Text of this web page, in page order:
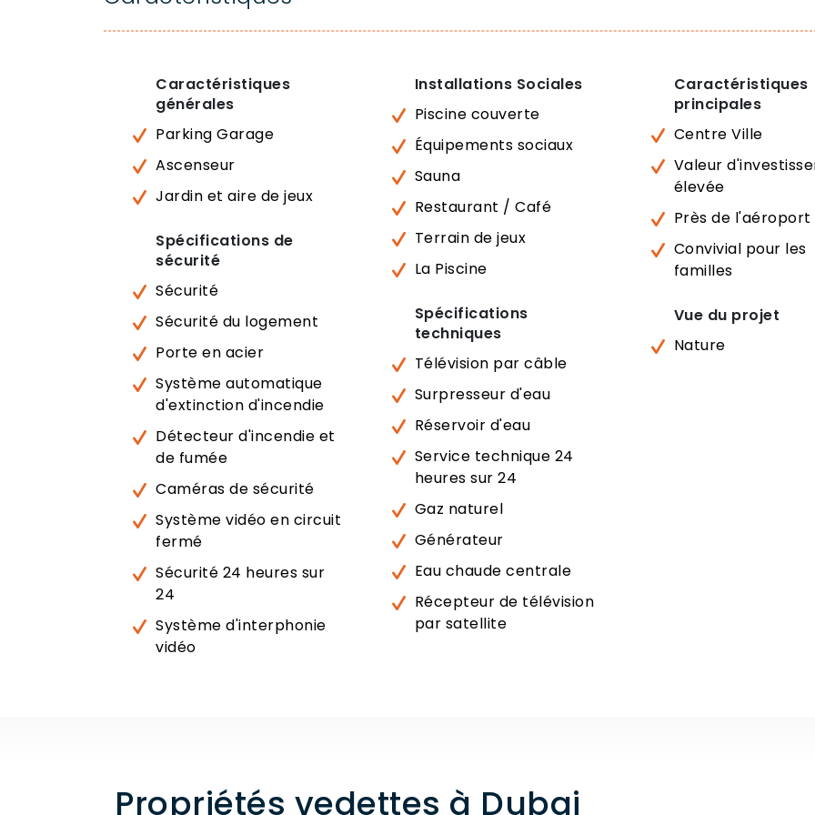
Caractéristiques
générales
Parking Garage
Ascenseur
Jardin et aire de jeux
Spécifications de
sécurité
Sécurité
Sécurité du logement
Porte en acier
Système automatique
d'extinction d'incendie
Détecteur d'incendie et
de fumée
Caméras de sécurité
Système vidéo en circuit
fermé
Sécurité 24 heures sur
24
Système d'interphonie
vidéo
Installations Sociales
Piscine couverte
Équipements sociaux
Sauna
Restaurant / Café
Terrain de jeux
La Piscine
Spécifications
techniques
Télévision par câble
Surpresseur d'eau
Réservoir d'eau
Service technique 24
heures sur 24
Gaz naturel
Générateur
Eau chaude centrale
Récepteur de télévision
par satellite
Caractéristiques
principales
Centre Ville
Valeur
élevée
Près de l'aéroport
Convivial pour les
familles
Vue du projet
Nature
Propriétés vedettes à Dubai